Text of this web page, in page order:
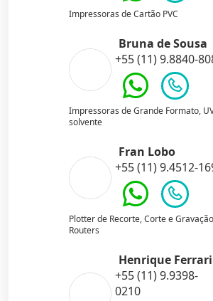
Impressoras de Cartão PVC
Bruna de Sousa
+55 (11) 9.8840-
Impressoras de Grande Formato,
solvente
Fran Lobo
+55 (11) 9.4512-
Plotter de Recorte, Corte e
Routers
Henrique Ferrari
+55 (11) 9.9398-
0210